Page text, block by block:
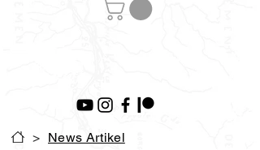
> News Artikel